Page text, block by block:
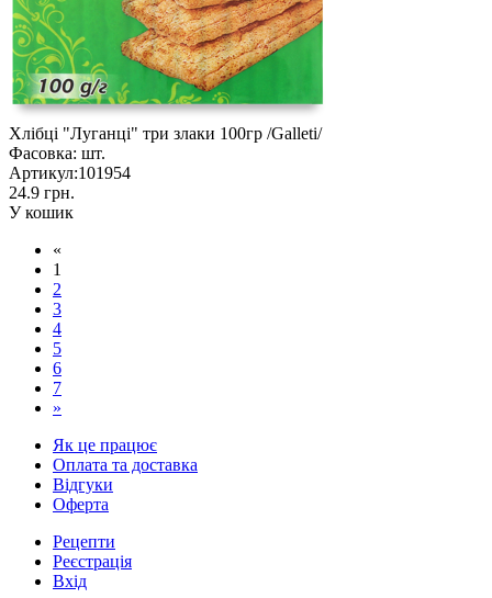
Хлібці "Луганці" три злаки 100гр /Galleti/
Фасовка: шт.
Артикул:101954
24.9 грн.
У кошик
«
1
2
3
4
5
6
7
»
Як це працює
Оплата та доставка
Відгуки
Оферта
Рецепти
Реєстрація
Вхід